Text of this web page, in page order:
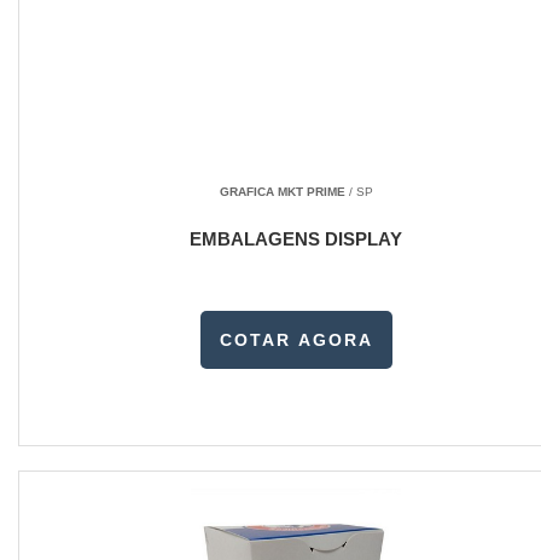
GRAFICA MKT PRIME/ SP
EMBALAGENS DISPLAY
COTAR AGORA